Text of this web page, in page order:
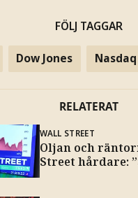
FÖLJ TAGGAR
Dow Jones Nasdaq
RELATERAT
WALL STREET
Oljan och
Street hårdare: